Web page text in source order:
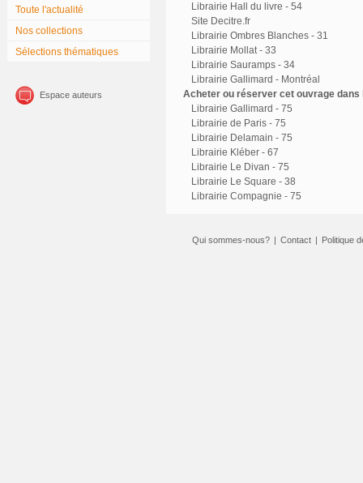
Toute l'actualité
Nos collections
Sélections thématiques
Espace auteurs
Librairie Hall du livre - 54
Site Decitre.fr
Librairie Ombres Blanches - 31
Librairie Mollat - 33
Librairie Sauramps - 34
Librairie Gallimard - Montréal
Acheter ou réserver cet ouvrage
Librairie Gallimard - 75
Librairie de Paris - 75
Librairie Delamain - 75
Librairie Kléber - 67
Librairie Le Divan - 75
Librairie Le Square - 38
Librairie Compagnie - 75
Qui sommes-nous? | Contact | Politique